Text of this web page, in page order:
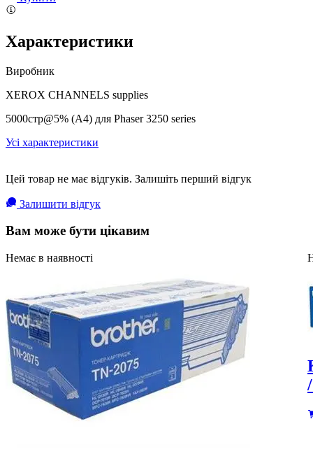
Характеристики
Виробник
XEROX CHANNELS supplies
5000cтр@5% (A4) для Phaser 3250 series
Усі характеристики
Цей товар не має відгуків. Залишіть перший відгук
Залишити відгук
Вам може бути цікавим
Немає в наявності